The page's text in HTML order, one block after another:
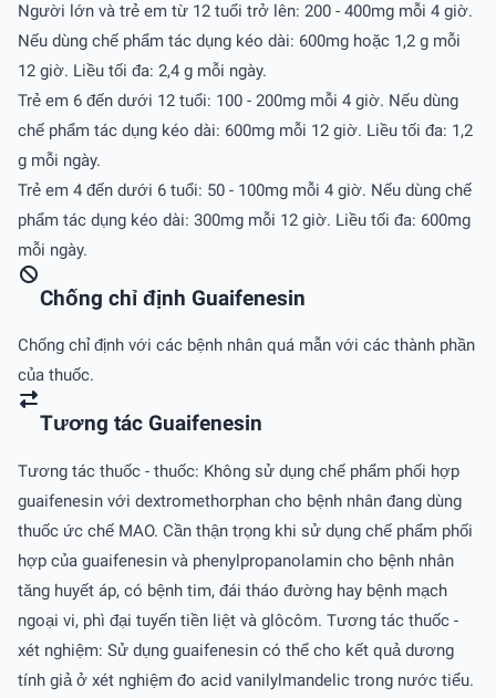
Người lớn và trẻ em từ 12 tuổi trở lên: 200 - 400mg mỗi 4 giờ.
Nếu dùng chế phẩm tác dụng kéo dài: 600mg hoặc 1,2 g mỗi
12 giờ. Liều tối đa: 2,4 g mỗi ngày.
Trẻ em 6 đến dưới 12 tuổi: 100 - 200mg mỗi 4 giờ. Nếu dùng
chế phẩm tác dụng kéo dài: 600mg mỗi 12 giờ. Liều tối đa: 1,2
g mỗi ngày.
Trẻ em 4 đến dưới 6 tuổi: 50 - 100mg mỗi 4 giờ. Nếu dùng chế
phẩm tác dụng kéo dài: 300mg mỗi 12 giờ. Liều tối đa: 600mg
mỗi ngày.
Chống chỉ định Guaifenesin
Chống chỉ định với các bệnh nhân quá mẫn với các thành phần
của thuốc.
Tương tác Guaifenesin
Tương tác thuốc - thuốc: Không sử dụng chế phẩm phối hợp
guaifenesin với dextromethorphan cho bệnh nhân đang dùng
thuốc ức chế MAO. Cần thận trọng khi sử dụng chế phẩm phối
hợp của guaifenesin và phenylpropanolamin cho bệnh nhân
tăng huyết áp, có bệnh tim, đái tháo đường hay bệnh mạch
ngoại vi, phì đại tuyến tiền liệt và glôcôm. Tương tác thuốc -
xét nghiệm: Sử dụng guaifenesin có thể cho kết quả dương
tính giả ở xét nghiệm đo acid vanilylmandelic trong nước tiểu.